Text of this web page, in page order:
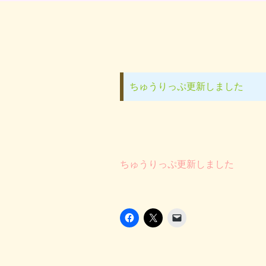
ちゅうりっぷ更新しました
ちゅうりっぷ更新しました